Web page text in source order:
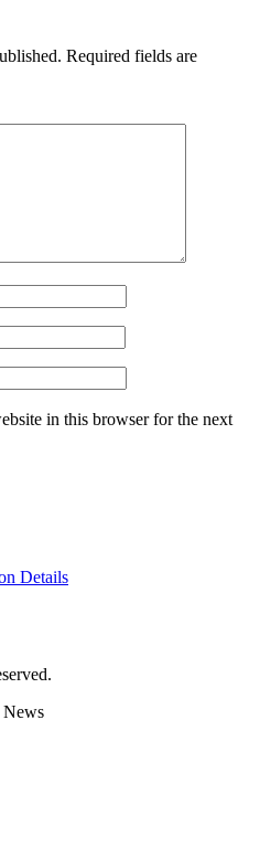
Required fields are
in this browser for the next
Details
News